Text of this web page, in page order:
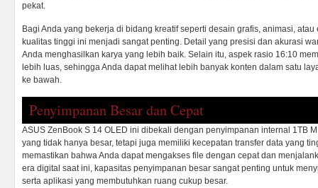
pekat.
Bagi Anda yang bekerja di bidang kreatif seperti desain grafis, animasi,
kualitas tinggi ini menjadi sangat penting. Detail yang presisi dan akurasi
Anda menghasilkan karya yang lebih baik. Selain itu, aspek rasio 16:10
lebih luas, sehingga Anda dapat melihat lebih banyak konten dalam satu
ke bawah.
Penyimpanan Besar dan Cepat
ASUS ZenBook S 14 OLED ini dibekali dengan penyimpanan internal 1TB
yang tidak hanya besar, tetapi juga memiliki kecepatan transfer data yang
memastikan bahwa Anda dapat mengakses file dengan cepat dan
era digital saat ini, kapasitas penyimpanan besar sangat penting untuk
serta aplikasi yang membutuhkan ruang cukup besar.